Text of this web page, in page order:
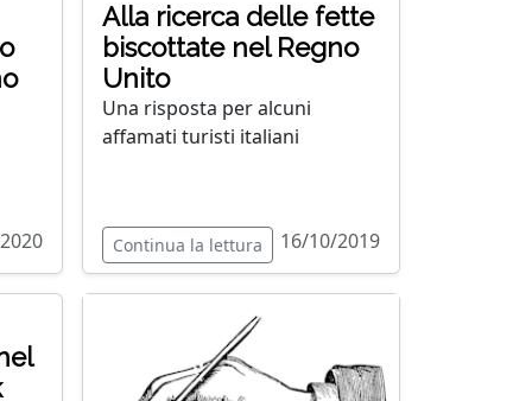
Alla ricerca delle fette
biscottate nel Regno
Unito
Una risposta per alcuni
affamati turisti italiani
Continua la lettura 16/10/2019